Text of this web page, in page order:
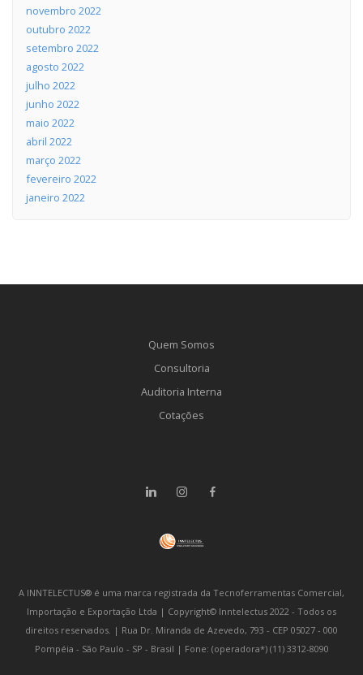
novembro 2022
outubro 2022
setembro 2022
agosto 2022
julho 2022
junho 2022
maio 2022
abril 2022
março 2022
fevereiro 2022
janeiro 2022
Quem Somos
Consultoria
Auditoria Interna
Cotações
A INNTELECTUS® é uma marca registrada da Tecnoferramentas Comercial,
Importação e Exportação Ltda | Copyright© Inntelectus 2022 - Todos os
direitos reservados. | Rua Dr. Miranda de Azevedo, 793 - CEP 05027 - 000
Pompéia - São Paulo - SP - Brasil | Fone: (operadora*) (11) 3312-8090